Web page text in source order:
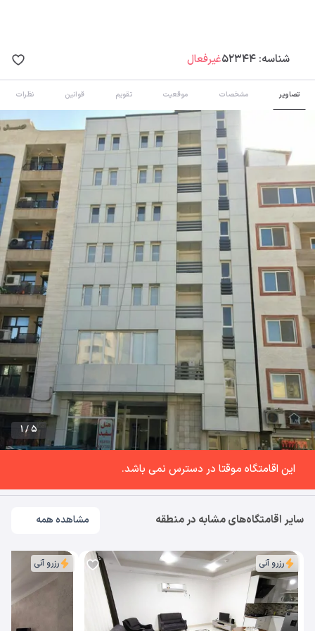
شناسه: 52344غیرفعال
تصاویر مشخصات موقعیت تقویم قوانین نظرات
1 / 5
این اقامتگاه موقتا در دسترس نمی باشد.
سایر اقامتگاه‌های مشابه در منطقه مشاهده همه
رزرو آنی رزرو آنی